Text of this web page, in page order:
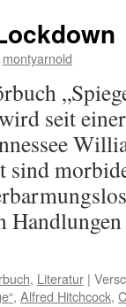
montyarnold
seit
sind
, Literatur |
, Alfred Hitchcock,